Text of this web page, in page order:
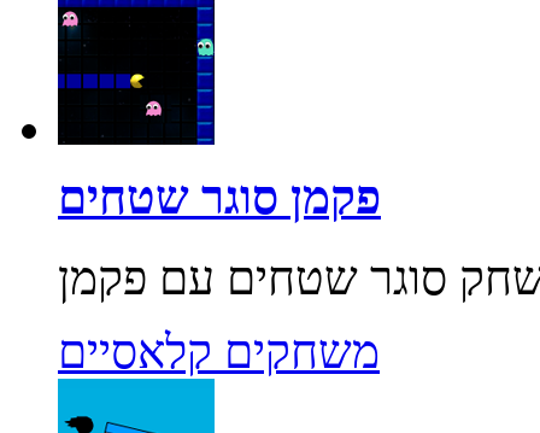
פקמן סוגר שטחים
משחקים קלאסיים